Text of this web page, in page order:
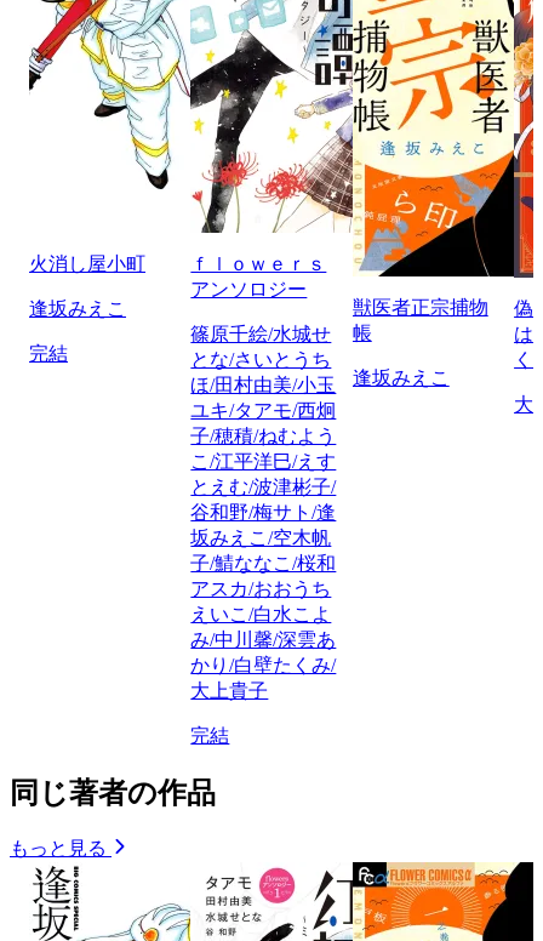
火消し屋小町
逢坂みえこ
完結
ｆｌｏｗｅｒｓ
アンソロジー
篠原千絵/水城せ
とな/さいとうち
ほ/田村由美/小玉
ユキ/タアモ/西炯
子/穂積/ねむよう
こ/江平洋巳/えす
とえむ/波津彬子/
谷和野/梅サト/逢
坂みえこ/空木帆
子/鯖ななこ/桜和
アスカ/おおうち
えいこ/白水こよ
み/中川馨/深雲あ
かり/白壁たくみ/
大上貴子
完結
獣医者正宗捕物
帳
逢坂みえこ
偽
は
く
大
同じ著者の作品
もっと見る